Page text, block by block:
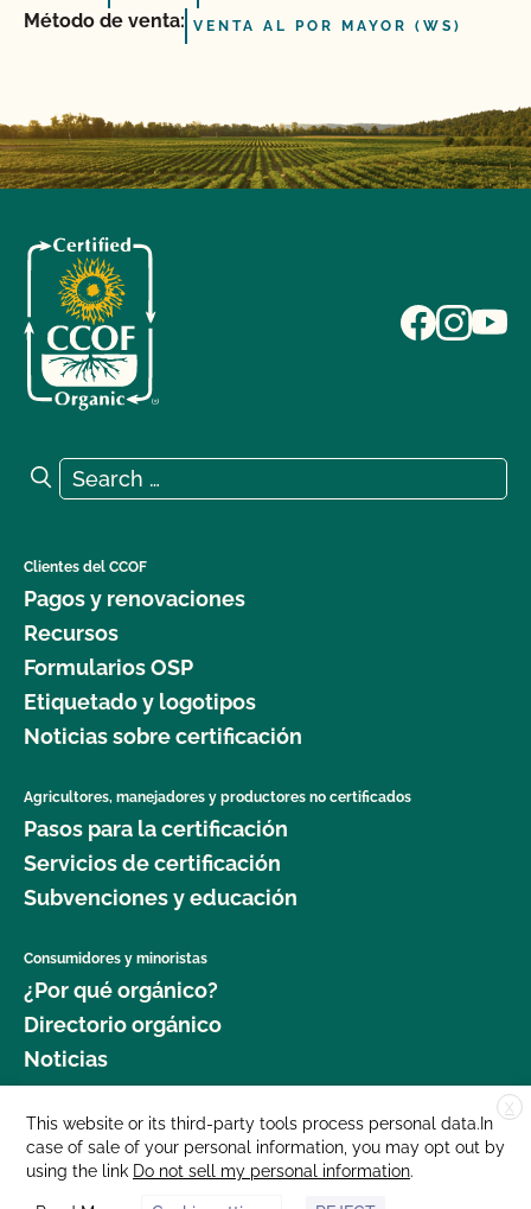
Método de venta: VENTA AL POR MAYOR (WS)
Search for:
Search
Clientes del CCOF
Pagos y renovaciones
Recursos
Formularios OSP
Etiquetado y logotipos
Noticias sobre certificación
Agricultores, manejadores y productores no certificados
Pasos para la certificación
Servicios de certificación
Subvenciones y educación
Consumidores y minoristas
¿Por qué orgánico?
Directorio orgánico
Noticias
Donar
Carreras profesionales
Sala de prensa
X
This website or its third-party tools process personal data.In
case of sale of your personal information, you may opt out by
using the link Do not sell my personal information.